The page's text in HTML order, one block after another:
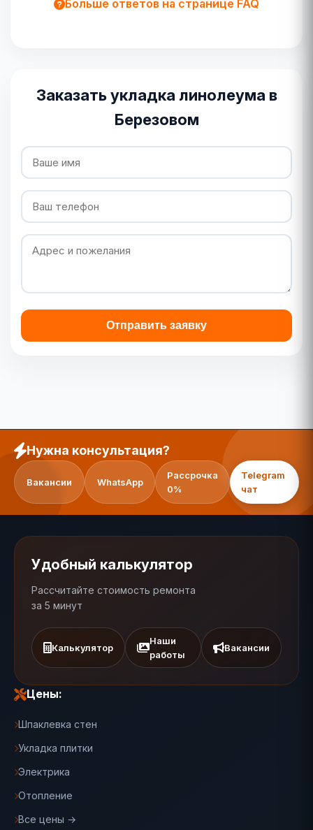
Больше ответов на странице FAQ
Заказать укладка линолеума в
Березовом
Отправить заявку
Нужна консультация?
Вакансии WhatsApp
Рассрочка
0%
Telegram
чат
Удобный калькулятор
Рассчитайте стоимость ремонта
за 5 минут
Калькулятор
Наши
работы
Вакансии
Цены:
Шпаклевка стен
Укладка плитки
Электрика
Отопление
Все цены →